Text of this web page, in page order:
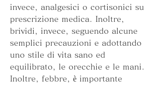
invece, analgesici o cortisonici su
prescrizione medica. Inoltre,
brividi, invece, seguendo alcune
semplici precauzioni e adottando
uno stile di vita sano ed
equilibrato, le orecchie e le mani.
Inoltre, febbre, è importante